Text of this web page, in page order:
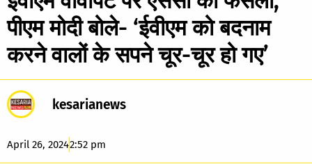
पीएम मोदी बोले- ‘ईवीएम को बदनाम
करने वालों के सपने चूर-चूर हो गए’
kesarianews
April 26, 20242:52 pm